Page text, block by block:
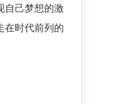
己梦想的激
在时代前列的